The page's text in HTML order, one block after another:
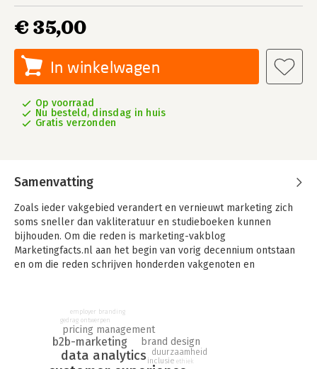
€ 35,00
In winkelwagen
Op voorraad
Nu besteld, dinsdag in huis
Gratis verzonden
Samenvatting
Zoals ieder vakgebied verandert en vernieuwt marketing zich
soms sneller dan vakliteratuur en studieboeken kunnen
bijhouden. Om die reden is marketing-vakblog
Marketingfacts.nl aan het begin van vorig decennium ontstaan
en om die reden schrijven honderden vakgenoten en
Met insights, onderzoek, nieuwe ervaring en opinie over het
vak houden professionals in marketing, communicatie en sales
elkaar scherp en op de hoogte. Het NIMA 'Marketingfacts
Jaarboek' biedt lezers een unieke samenstelling van
data analytics
b2b-marketing
pricing management
brand design
duurzaamheid
inclusie
gedrag ontwerpen
employer branding
ethiek